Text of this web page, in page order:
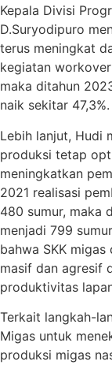
Kepala Divisi
D.Suryodipuro
terus meningkat
kegiatan
maka ditahun
naik sekitar 47,3%.
Lebih lanjut, Hudi
produksi tetap
meningkatkan
2021 realisasi
480 sumur, maka
menjadi 799
bahwa SKK migas
masif dan agresif
produktivitas
Terkait langkah-
Migas untuk
produksi migas